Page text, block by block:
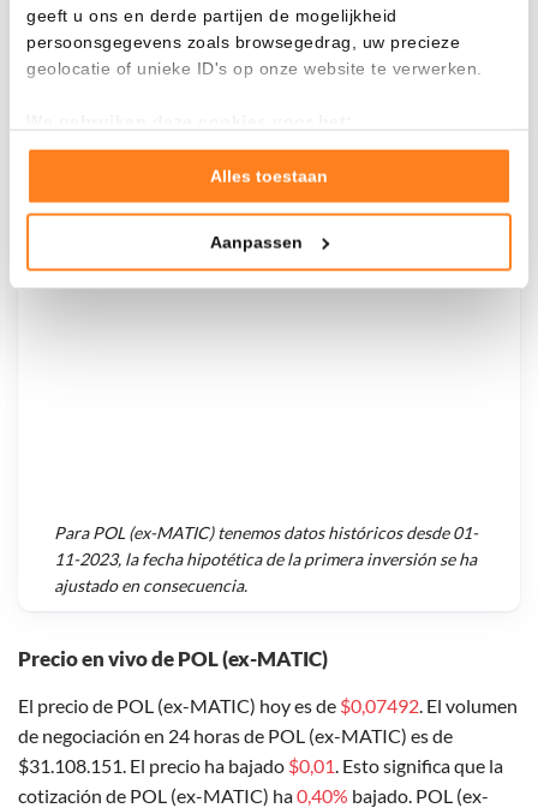
geeft u ons en derde partijen de mogelijkheid
persoonsgegevens zoals browsegedrag, uw precieze
geolocatie of unieke ID's op onze website te verwerken.
Goed laten functioneren van deze website
Verzamelen van gebruiksstatistieken
Tonen en meten van relevante advertenties
Klik hieronder om ons toestemming te geven om deze
Alles toestaan
Aanpassen
Precio en vivo de POL (ex-MATIC)
El precio de POL (ex-MATIC) hoy es de $0,07492. El volumen
de negociación en 24 horas de POL (ex-MATIC) es de
$31.108.151. El precio ha bajado $0,01. Esto significa que la
cotización de POL (ex-MATIC) ha0,40% bajado. POL (ex-
Cada Desde
$
$1.248,88
- $ 2.151,12
ParaPOL (ex-MATIC)tenemos datos históricos desde01-
11-2023, la fecha hipotética de la primera inversión se ha
ajustado en consecuencia.